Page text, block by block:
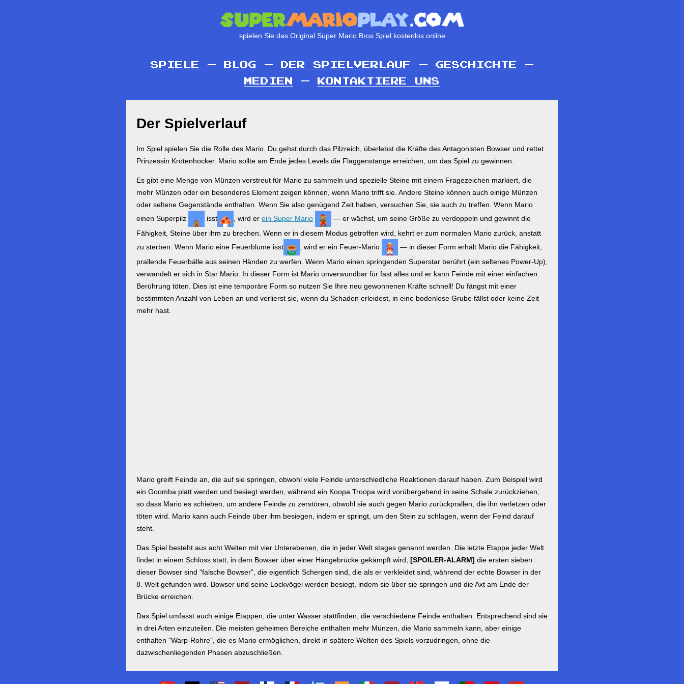
spielen Sie das Original Super Mario Bros Spiel kostenlos online
SPIELE — BLOG — DER SPIELVERLAUF — GESCHICHTE
—
MEDIEN
— KONTAKTIERE UNS
Der Spielverlauf
Im Spiel spielen Sie die Rolle des Mario. Du gehst durch das Pilzreich, überlebst die Kräfte des Antagonisten Bowser und rettet
Prinzessin Krötenhocker. Mario sollte am Ende jedes Levels die Flaggenstange erreichen, um das Spiel zu gewinnen.
Es gibt eine Menge von Münzen verstreut für Mario zu sammeln und spezielle Steine mit einem Fragezeichen markiert, die
mehr Münzen oder ein besonderes Element zeigen können, wenn Mario trifft sie. Andere Steine können auch einige Münzen
oder seltene Gegenstände enthalten. Wenn Sie also genügend Zeit haben, versuchen Sie, sie auch zu treffen. Wenn Mario
einen Superpilz
isst , wird er ein Super Mario
— er wächst, um seine Größe zu verdoppeln und gewinnt die
Fähigkeit, Steine über ihm zu brechen. Wenn er in diesem Modus getroffen wird, kehrt er zum normalen Mario zurück, anstatt
zu sterben. Wenn Mario eine Feuerblume isst
, wird er ein Feuer-Mario
— in dieser Form erhält Mario die Fähigkeit,
prallende Feuerbälle aus seinen Händen zu werfen. Wenn Mario einen springenden Superstar berührt (ein seltenes Power-Up),
verwandelt er sich in Star Mario. In dieser Form ist Mario unverwundbar für fast alles und er kann Feinde mit einer einfachen
Berührung töten. Dies ist eine temporäre Form so nutzen Sie Ihre neu gewonnenen Kräfte schnell! Du fängst mit einer
bestimmten Anzahl von Leben an und verlierst sie, wenn du Schaden erleidest, in eine bodenlose Grube fällst oder keine Zeit
mehr hast.
Mario greift Feinde an, die auf sie springen, obwohl viele Feinde unterschiedliche Reaktionen darauf haben. Zum Beispiel wird
ein Goomba platt werden und besiegt werden, während ein Koopa Troopa wird vorübergehend in seine Schale zurückziehen,
so dass Mario es schieben, um andere Feinde zu zerstören, obwohl sie auch gegen Mario zurückprallen, die ihn verletzen oder
töten wird. Mario kann auch Feinde über ihm besiegen, indem er springt, um den Stein zu schlagen, wenn der Feind darauf
steht.
Das Spiel besteht aus acht Welten mit vier Unterebenen, die in jeder Welt stages genannt werden. Die letzte Etappe jeder Welt
findet in einem Schloss statt, in dem Bowser über einer Hängebrücke gekämpft wird; [SPOILER-ALARM] die ersten sieben
dieser Bowser sind "falsche Bowser", die eigentlich Schergen sind, die als er verkleidet sind, während der echte Bowser in der
8. Welt gefunden wird. Bowser und seine Lockvögel werden besiegt, indem sie über sie springen und die Axt am Ende der
Brücke erreichen.
Das Spiel umfasst auch einige Etappen, die unter Wasser stattfinden, die verschiedene Feinde enthalten. Entsprechend sind sie
in drei Arten einzuteilen. Die meisten geheimen Bereiche enthalten mehr Münzen, die Mario sammeln kann, aber einige
enthalten "Warp-Rohre", die es Mario ermöglichen, direkt in spätere Welten des Spiels vorzudringen, ohne die
dazwischenliegenden Phasen abzuschließen.